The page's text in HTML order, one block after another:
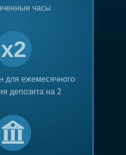
часы
для ежемесячного
депозита на 2
x2